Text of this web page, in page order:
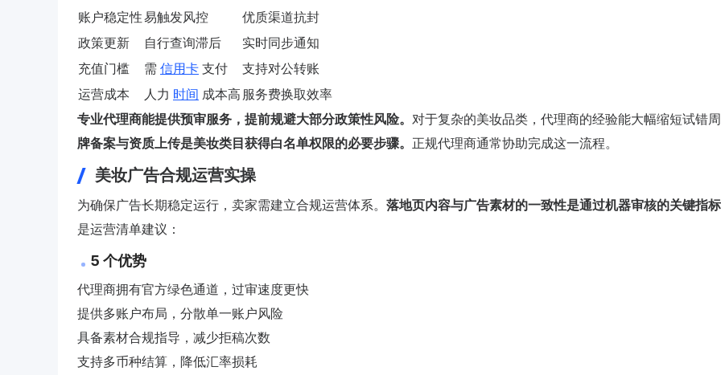
账户稳定性易触发风控
优质渠道抗封
政策更新
自行查询滞后
实时同步通知
充值门槛
需 信用卡 支付
支持对公转账
运营成本
人力 时间 成本高 服务费换取效率
专业代理商能提供预审服务，提前规避大部分政策性风险。 对于复杂的美妆品类，代理商的经验能大幅缩短试错
牌备案与资质上传是美妆类目获得白名单权限的必要步骤。 正规代理商通常协助完成这一流程。
美妆广告合规运营实操
为确保广告长期稳定运行，卖家需建立合规运营体系。 落地页内容与广告素材的一致性是通过机器审核的关键指
是运营清单建议：
5 个优势
代理商拥有官方绿色通道，过审速度更快
提供多账户布局，分散单一账户风险
具备素材合规指导，减少拒稿次数
支持多币种结算，降低汇率损耗